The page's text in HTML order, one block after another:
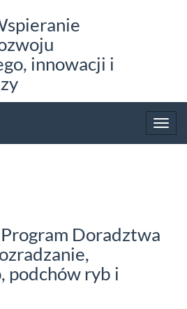
innowacji i
Doradztwa
podchów ryb i